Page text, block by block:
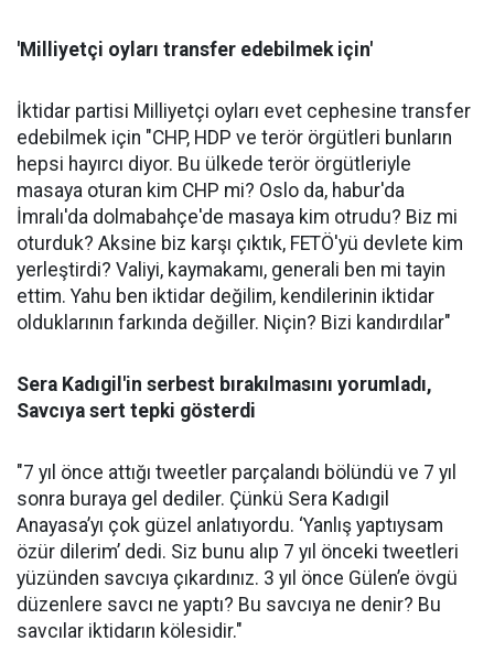
'Milliyetçi oyları transfer edebilmek için'
İktidar partisi Milliyetçi oyları evet cephesine transfer
edebilmek için "CHP, HDP ve terör örgütleri bunların
hepsi hayırcı diyor. Bu ülkede terör örgütleriyle
masaya oturan kim CHP mi? Oslo da, habur'da
İmralı'da dolmabahçe'de masaya kim otrudu? Biz mi
oturduk? Aksine biz karşı çıktık, FETÖ'yü devlete kim
yerleştirdi? Valiyi, kaymakamı, generali ben mi tayin
ettim. Yahu ben iktidar değilim, kendilerinin iktidar
olduklarının farkında değiller. Niçin? Bizi kandırdılar"
Sera Kadıgil'in serbest bırakılmasını yorumladı,
Savcıya sert tepki gösterdi
"7 yıl önce attığı tweetler parçalandı bölündü ve 7 yıl
sonra buraya gel dediler. Çünkü Sera Kadıgil
Anayasa’yı çok güzel anlatıyordu. ‘Yanlış yaptıysam
özür dilerim’ dedi. Siz bunu alıp 7 yıl önceki tweetleri
yüzünden savcıya çıkardınız. 3 yıl önce Gülen’e övgü
düzenlere savcı ne yaptı? Bu savcıya ne denir? Bu
savcılar iktidarın kölesidir."